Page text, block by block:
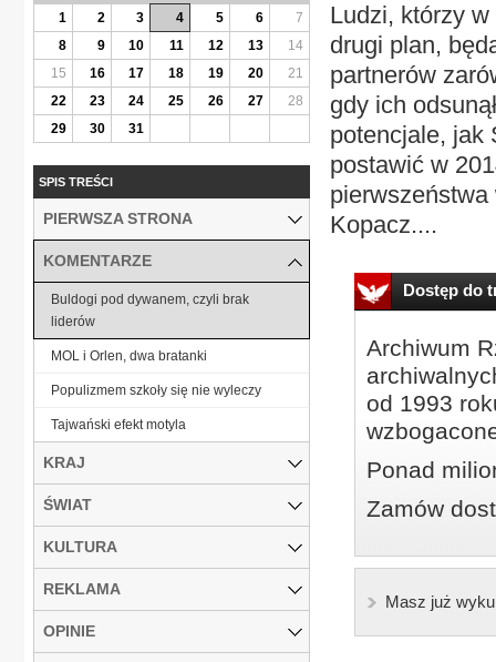
Ludzi, którzy
drugi plan,
partnerów
gdy ich
potencjale, jak
postawić w
pierwszeństwa
Kopacz....
Dostęp do
Archiwum
od 1993
Ponad
Zamów
Masz już
1
2 3 4 5 6
7
8
9 10 11 12 13
14
15
16 17 18 19 20
21
22
23 24 25 26 27
28
29
30 31
SPIS TREŚCI
PIERWSZA STRONA
KOMENTARZE
Buldogi pod dywanem, czyli brak
liderów
MOL i Orlen, dwa bratanki
Populizmem szkoły się nie wyleczy
Tajwański efekt motyla
KRAJ
ŚWIAT
KULTURA
REKLAMA
OPINIE